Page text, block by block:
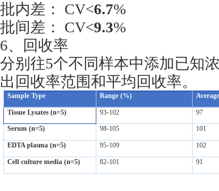
批内差： CV<6.7%
批间差： CV<9.3%
6、回收率
分别往5个不同样本中添加已知
出回收率范围和平均回收率。
Sample Type Range (%)
Tissue Lysates (n=5) 93-102 97
Serum (n=5) 98-105 101
EDTA plasma (n=5) 95-109 102
Cell culture media (n=5) 82-101 91